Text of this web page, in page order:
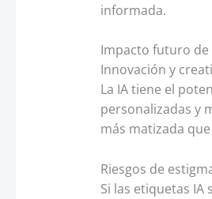
informada.
Impacto futuro de
Innovación y
La IA tiene el
personalizadas y
más matizada
Riesgos de
Si las etiquetas